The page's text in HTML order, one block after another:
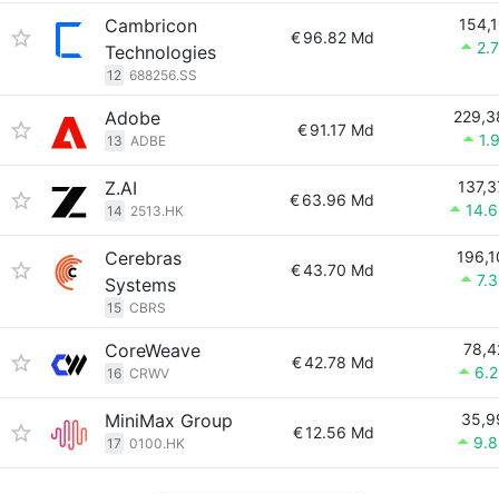
Cambricon
Technologies
12 688256.SS
€96.82 Md
Adobe
13 ADBE
€91.17 Md
Z.AI
14 2513.HK
€63.96 Md
Cerebras
Systems
15 CBRS
€43.70 Md
CoreWeave
16 CRWV
€42.78 Md
MiniMax Group
17 0100.HK
€12.56 Md